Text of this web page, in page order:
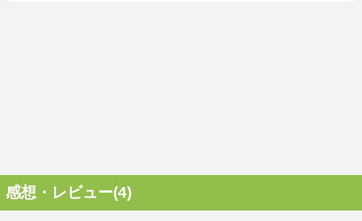
感想・レビュー(4)